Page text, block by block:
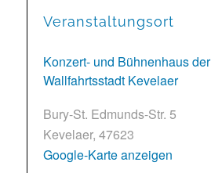
Veranstaltungsort
Konzert- und Bühnenhaus der
Wallfahrtsstadt Kevelaer
Bury-St. Edmunds-Str. 5
Kevelaer, 47623
Google-Karte anzeigen